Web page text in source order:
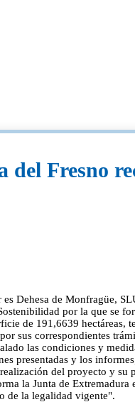
del Fresno
Dehesa de Monfragüe,
por la que se
de 191,6639 hectáreas,
sus correspondientes
las condiciones y
presentadas y los
del proyecto y su
la Junta de Extremadura
de la legalidad vigente".